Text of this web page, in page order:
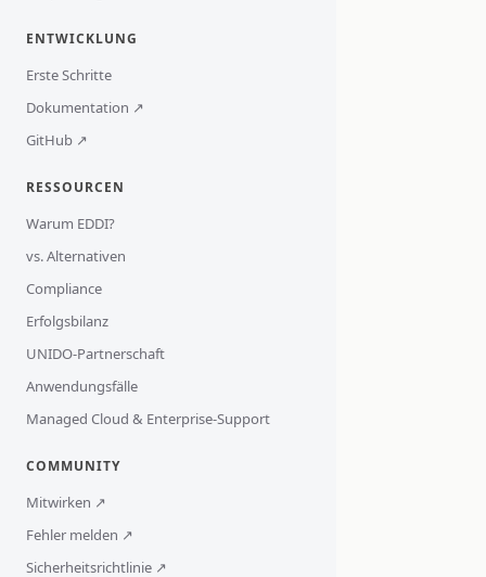
ENTWICKLUNG
Erste Schritte
Dokumentation ↗
GitHub ↗
RESSOURCEN
Warum EDDI?
vs. Alternativen
Compliance
Erfolgsbilanz
UNIDO-Partnerschaft
Anwendungsfälle
Managed Cloud & Enterprise-Support
COMMUNITY
Mitwirken ↗
Fehler melden ↗
Sicherheitsrichtlinie ↗